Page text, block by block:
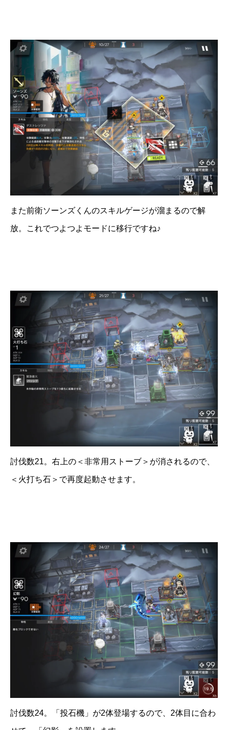
また前衛ソーンズくんのスキルゲージが溜まるので解
放。これでつよつよモードに移行ですね♪
討伐数21。右上の＜非常用ストーブ＞が消されるので、
＜火打ち石＞で再度起動させます。
討伐数24。「投石機」が2体登場するので、2体目に合わ